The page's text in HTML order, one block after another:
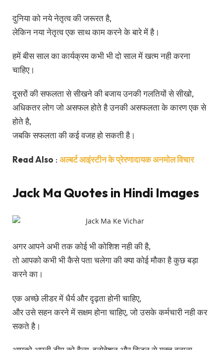
दुनिया को नये नेतृत्व की जरूरत है,
लेकिन नया नेतृत्व एक साथ काम करने के बारे में है।
हमें बीस साल का कार्यक्रम कभी भी दो साल में खत्म नही करना
चाहिए।
दूसरों की सफलता से सीखने की बजाय उनकी गलतियों से सीखो,
अधिकतर लोग जो असफल होते है उनकी असफलता के कारण एक से
होते है,
जबकि सफलता की कई वजह हो सकती है।
Read Also : अल्बर्ट आइंस्टीन के प्रेरणादायक अनमोल विचार
Jack Ma Quotes in Hindi Images
अगर आपने अभी तक कोई भी कोशिश नही की है,
तो आपको कभी भी कैसे पता चलेगा की क्या कोई मौका है कुछ बड़ा
करने का।
एक अच्छे लीडर में धैर्य और दृढ़ता होनी चाहिए,
और उसे सहन करने में सक्षम होना चाहिए, जो उसके कर्मचारी नही कर
सकते है।